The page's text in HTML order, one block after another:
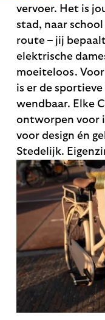
vervoer. Het is
stad, naar
route – jij
elektrische
moeiteloos.
is er de
wendbaar. Elke
ontworpen voor
voor design én
Stedelijk.